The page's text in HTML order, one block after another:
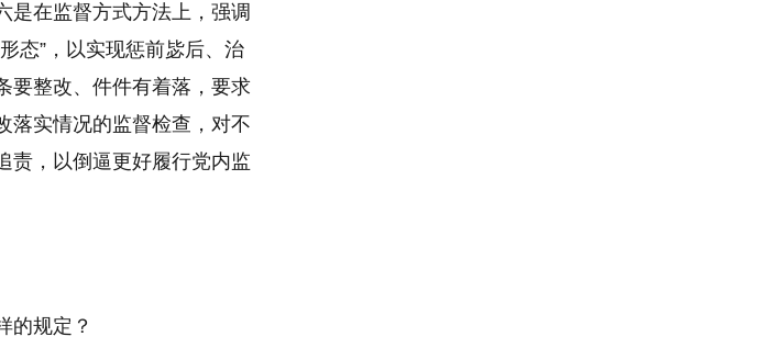
是在监督方式方法上，强调
态”，以实现惩前毖后、治
要整改、件件有着落，要求
落实情况的监督检查，对不
责，以倒逼更好履行党内监
的规定？